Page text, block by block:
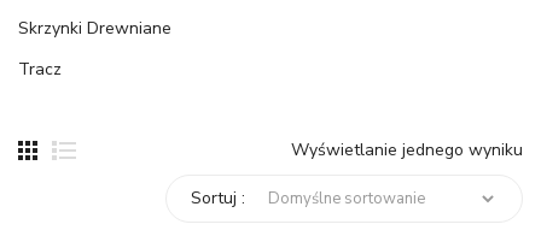
Skrzynki Drewniane
Tracz
Wyświetlanie jednego wyniku
Sortuj :